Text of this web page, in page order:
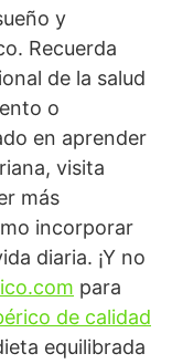
y
Recuerda
de la salud
o
en aprender
visita
más
incorporar
diaria. ¡Y no
para
de calidad
equilibrada